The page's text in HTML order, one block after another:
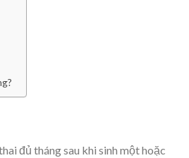
đủ tháng sau khi sinh một hoặc